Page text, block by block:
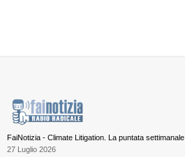
FaiNotizia - Climate Litigation. La puntata settimanale
27 Luglio 2026